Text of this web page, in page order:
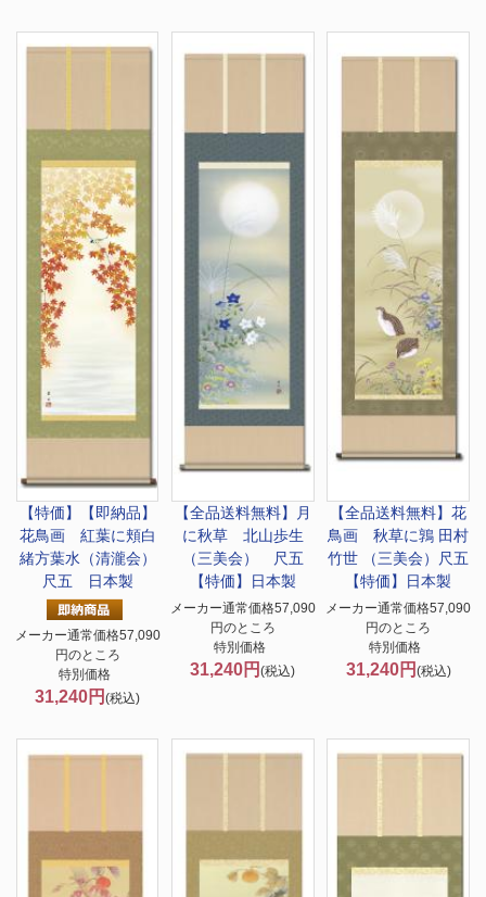
【特価】
【即納品】
花鳥画 紅葉に頬白
緒方葉水（清瀧会）
尺五 日本製
メーカー通常価格57,090
円のところ
特別価格
31,240円(税込)
【全品送料無料】
月
に秋草 北山歩生
（三美会） 尺五
【特価】日本製
メーカー通常価格57,090
円のところ
特別価格
31,240円(税込)
【全品送料無料】花
鳥画 秋草に鶉 田村
竹世 （三美会）尺五
【特価】日本製
メーカー通常価格57,090
円のところ
特別価格
31,240円 (税込)